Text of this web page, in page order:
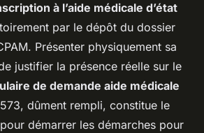
à l’aide médicale d’état
par le dépôt du dossier
Présenter physiquement sa
justifier la présence réelle sur le
de demande aide médicale
dûment rempli, constitue le
démarrer les démarches pour